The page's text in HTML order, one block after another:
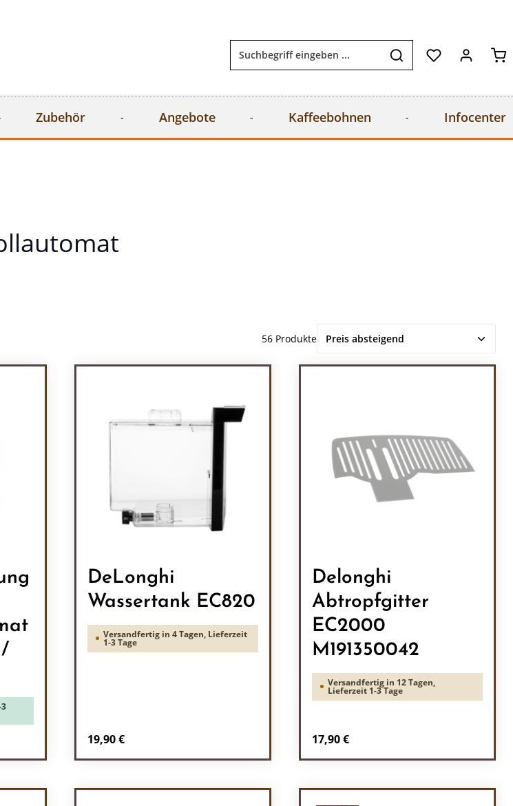
Zubehör Angebote Kaffeebohnen Infocenter
56 Produkte
DeLonghi
Wassertank EC820
Versandfertig in 4 Tagen, Lieferzeit
1-3 Tage
Regulärer Preis:
19,90 €
Delonghi
Abtropfgitter
EC2000
M191350042
Versandfertig in 12 Tagen,
Lieferzeit 1-3 Tage
Regulärer Preis:
17,90 €